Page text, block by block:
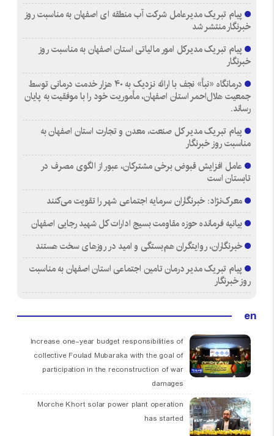
پیام تبریک مدیرعامل شرکت آب منطقه ای اصفهان به مناسبت روز
خبرنگار منتشر شد
پیام تبریک مدیرکل امور مالیاتی استان اصفهان به مناسبت روز
خبرنگار
درمانگاه «نبأ» نجف با ارائه نزدیک به ۴۰ هزار خدمت درمانی توسط
جمعیت هلال‌احمر استان اصفهان، مأموریت خود را با موفقیت به پایان
رساند.
پیام تبریک مدیر کل صنعت، معدن و تجارت استان اصفهان به
مناسبت روز خبرنگار
عامل افزایش قبوض برخی مشترکان، عبور از الگوی مصرف در
تابستان است
معرک‌نژاد: خبرنگاران سرمایه اجتماعی شهر را تقویت می‌کنند
بیانیه فرمانده حوزه مقاومت بسیج ادارات کل شهید رجایی اصفهان
خبرنگاران، روایتگران هم‌بستگی و امید در روزهای سخت هستند
پیام تبریک مدیر درمان تامین اجتماعی استان اصفهان به مناسبت
روز خبرنگار
en
Increase one-year budget responsibilities of
collective Foulad Mubaraka with the goal of
participation in the reconstruction of war
damages
Morche Khort solar power plant operation
has started